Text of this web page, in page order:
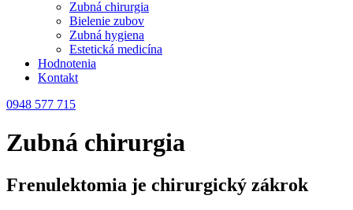
Zubná chirurgia
Bielenie zubov
Zubná hygiena
Estetická medicína
Hodnotenia
Kontakt
0948 577 715
Zubná chirurgia
Frenulektomia je chirurgický zákrok